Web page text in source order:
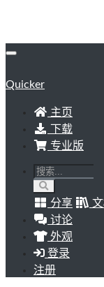
Quicker
主页
下载
专业版
分享
讨论
外观
登录
注册